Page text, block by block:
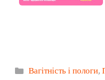
Категорії
Вагітність і пологи,